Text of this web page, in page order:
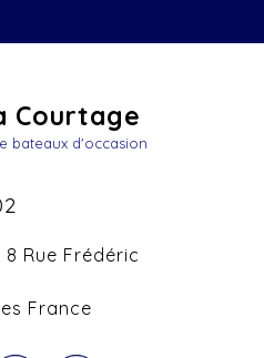
Courtage
bateaux d'occasion
Rue Frédéric
France